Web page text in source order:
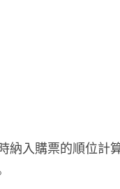
納入購票的順位計